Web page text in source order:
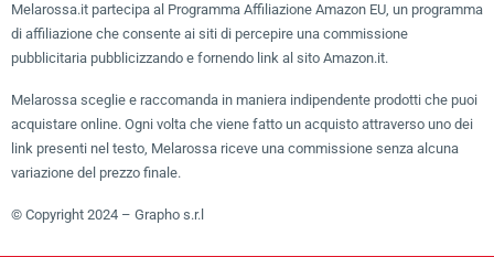
Melarossa.it partecipa al Programma Affiliazione Amazon EU, un programma
di affiliazione che consente ai siti di percepire una commissione
pubblicitaria pubblicizzando e fornendo link al sito Amazon.it.
Melarossa sceglie e raccomanda in maniera indipendente prodotti che puoi
acquistare online. Ogni volta che viene fatto un acquisto attraverso uno dei
link presenti nel testo, Melarossa riceve una commissione senza alcuna
variazione del prezzo finale.
© Copyright 2024 – Grapho s.r.l